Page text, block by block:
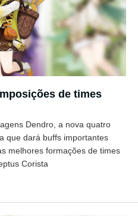
de times
Dendro, a nova quatro
que dará buffs importantes
melhores formações de times
Corista